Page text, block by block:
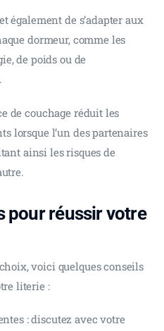
également de s’adapter aux
dormeur, comme les
de poids ou de
de couchage réduit les
lorsque l’un des partenaires
ainsi les risques de
pour réussir votre
voici quelques conseils
literie :
: discutez avec votre